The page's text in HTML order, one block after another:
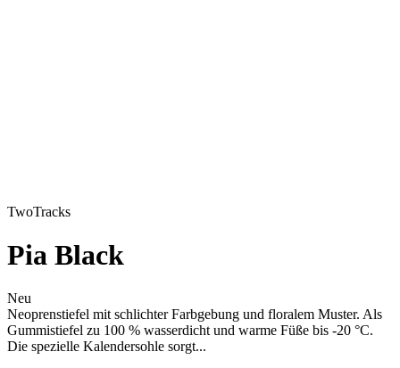
TwoTracks
Pia Black
Neu
Neoprenstiefel mit schlichter Farbgebung und floralem Muster. Als
Gummistiefel zu 100 % wasserdicht und warme Füße bis -20 °C.
Die spezielle Kalendersohle sorgt...